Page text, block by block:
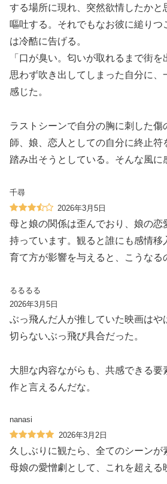
する場所に現れ、突然欲情したかと
嘔吐する。それでもなお彼に縋りつ
は冷酷に告げる。
「口が臭い。匂いが取れるまで街を
思わず吹き出してしまった自分に、
感じた。
ラストシーンで自分の胸に刺した傷
師、娘、恋人としての自分に終止符
踏み出そうとしている。そんな風に
千尋
2026年3月5日
母と娘の関係は歪んでおり、娘の恋
持っています。観ると誰にも感情移
育て方が影響を与えると、こうなる
るるるる
2026年3月5日
ぶっ飛んだ人が推していた映画はや
切らないぶっ飛び具合だった。
大胆な内容ながらも、共感できる要
作と言えるんだな。
nanasi
2026年3月2日
久しぶりに観たら、全てのシーンが
母娘の愛憎劇として、これを超える